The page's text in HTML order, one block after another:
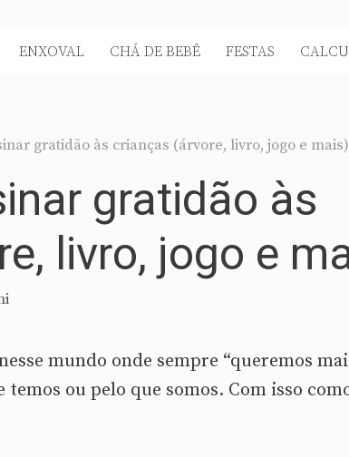
ENXOVAL CHÁ DE BEBÊ FESTAS
gratidão às crianças (árvore, livro, jogo e mais)
gratidão às
livro, jogo e
mundo onde sempre “queremos
ou pelo que somos. Com isso